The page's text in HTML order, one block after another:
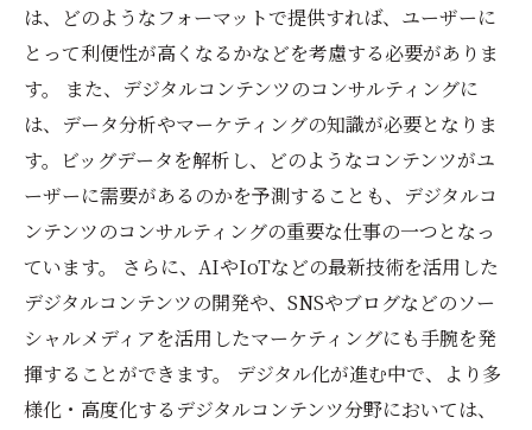
は、どのようなフォーマットで提供すれば、ユーザーに
とって利便性が高くなるかなどを考慮する必要がありま
す。 また、デジタルコンテンツのコンサルティングに
は、データ分析やマーケティングの知識が必要となりま
す。ビッグデータを解析し、どのようなコンテンツがユ
ーザーに需要があるのかを予測することも、デジタルコ
ンテンツのコンサルティングの重要な仕事の一つとなっ
ています。 さらに、AIやIoTなどの最新技術を活用した
デジタルコンテンツの開発や、SNSやブログなどのソー
シャルメディアを活用したマーケティングにも手腕を発
揮することができます。 デジタル化が進む中で、より多
様化・高度化するデジタルコンテンツ分野においては、